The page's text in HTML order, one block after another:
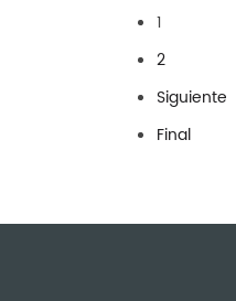
1
2
Siguiente
Final